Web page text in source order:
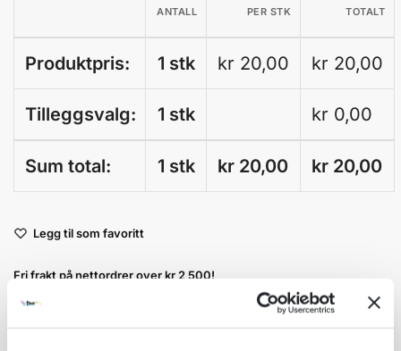
ANTALL PER STK TOTALT
Produktpris: 1 stk kr 20,00 kr 20,00
Tilleggsvalg: 1 stk kr 0,00
Sum total: 1 stk kr 20,00 kr 20,00
l
e
Legg til som favoritt
Fri frakt på nettordrer over kr 2 500!
Kvantumsrabatt mange av våre produkter
Ordre som haster kan sendes innad 1-2 virkedager mot tillegg